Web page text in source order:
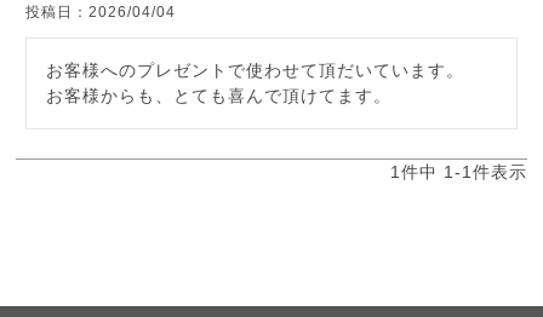
投稿日 2026/04/04
お客様へのプレゼントで使わせて頂だいています。
お客様からも、とても喜んで頂けてます。
1 件中 1 -1 件表示